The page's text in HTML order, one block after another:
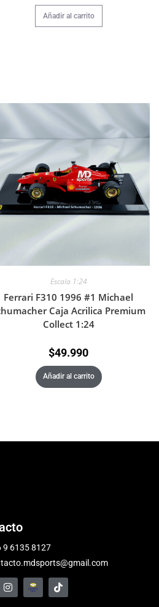
Añadir al carrito
Escala 1:24
Ferrari F310 1996 #1 Michael
Caja Acrilica Premium
Collect 1:24
$49.990
Añadir al carrito
9 6135 8127